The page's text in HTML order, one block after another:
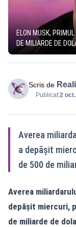
ELON MUSK,
DE MILIARDE DE
Scris de
Publicat:2
Averea
a depășit
de 500 de
Averea
depășit miercuri,
de miliarde de